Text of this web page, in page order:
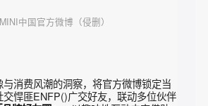
然舆论场和声量。